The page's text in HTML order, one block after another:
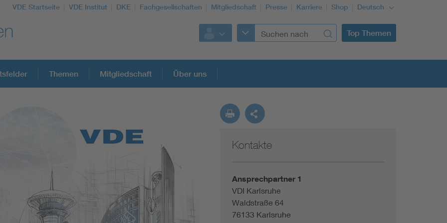
VDE Startseite VDE Institut DKE Fachgesellschaften Mitgliedschaft Presse Karriere Shop Deutsch
Top Themen
Electromobility
Energy efficiency
Building Services Engineering
Information and communications technology ICT
Education + profession
Themen Mitgliedschaft Über uns
Kontakte
Ansprechpartner 1
VDI Karlsruhe
Waldstraße 64
76133 Karlsruhe